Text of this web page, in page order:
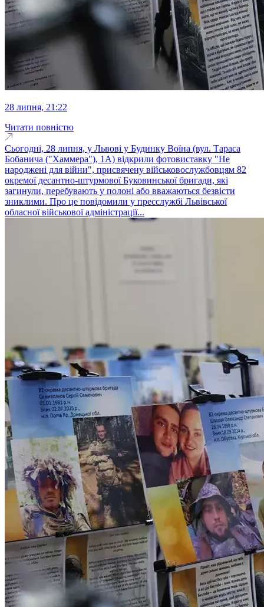
28 липня, 21:22
Читати повністю
Сьогодні, 28 липня, у Львові у Будинку Воїна (вул. Тараса
Бобанича ("Хаммера"), 1А) відкрили фотовиставку "Не
народжені для війни", присвячену військовослужбовцям 82
окремої десантно-штурмової Буковинської бригади, які
загинули, перебувають у полоні або вважаються безвісти
зниклими. Про це повідомили у пресслужбі Львівської
обласної військової адміністрації...